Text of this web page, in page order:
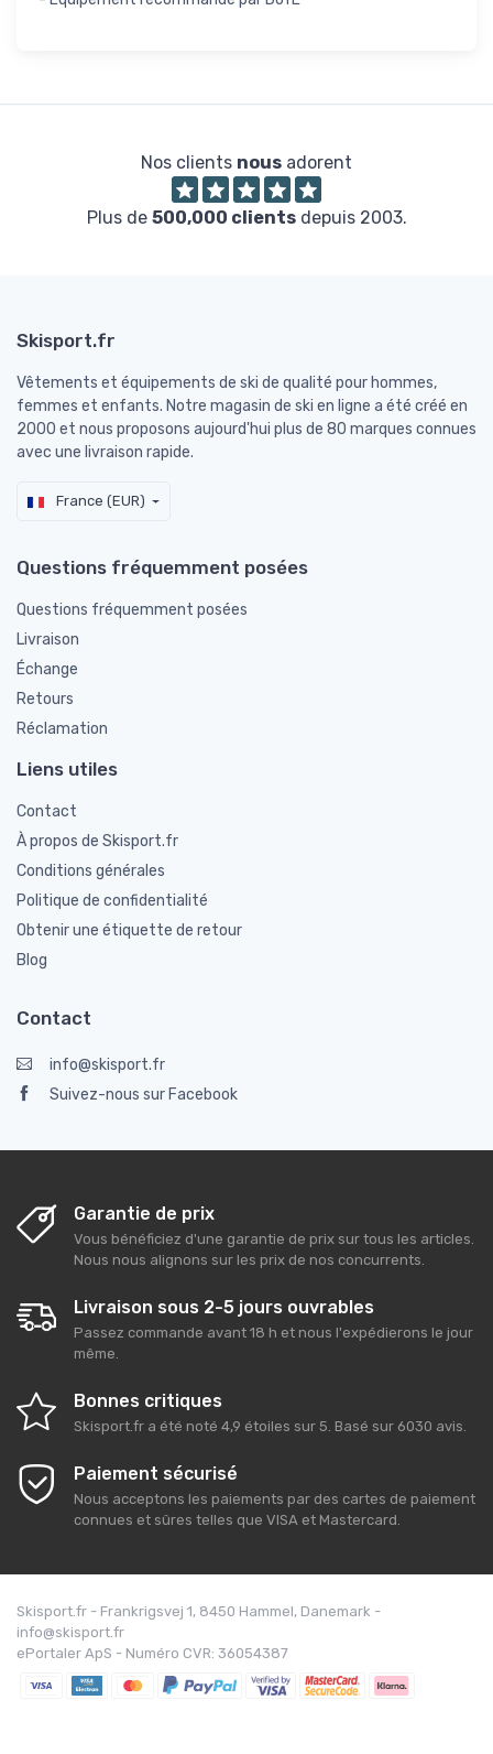
Nos clients nous adorent
Plus de 500,000 clientsdepuis 2003.
Skisport.fr
Vêtements et équipements de ski de qualité pour hommes,
femmes et enfants. Notre magasin de ski en ligne a été créé en
2000 et nous proposons aujourd'hui plus de 80 marques connues
avec une livraison rapide.
France (EUR)
Questions fréquemment posées
Questions fréquemment posées
Livraison
Échange
Retours
Réclamation
Liens utiles
Contact
À propos de Skisport.fr
Conditions générales
Politique de confidentialité
Obtenir une étiquette de retour
Blog
Contact
info@skisport.fr
Suivez-nous sur Facebook
Garantie de prix
Vous bénéficiez d'une garantie de prix sur tous les articles.
Nous nous alignons sur les prix de nos concurrents.
Livraison sous 2-5 jours ouvrables
Passez commande avant 18 h et nous l'expédierons le jour
même.
Bonnes critiques
Skisport.fr a été noté 4,9 étoiles sur 5. Basé sur 6030 avis.
Paiement sécurisé
Nous acceptons les paiements par des cartes de paiement
connues et sûres telles que VISA et Mastercard.
Skisport.fr - Frankrigsvej 1, 8450 Hammel, Danemark -
info@skisport.fr
ePortaler ApS - Numéro CVR: 36054387